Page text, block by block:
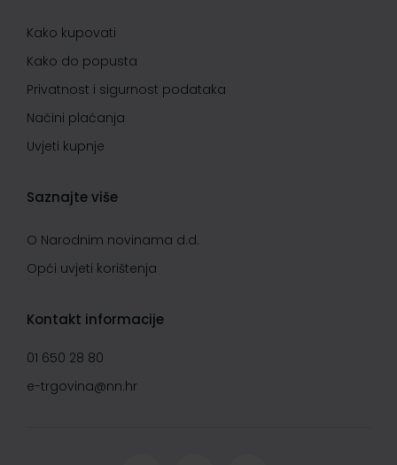
Kako kupovati
Kako do popusta
Privatnost i sigurnost podataka
Načini plaćanja
Uvjeti kupnje
Saznajte više
O Narodnim novinama d.d.
Opći uvjeti korištenja
Kontakt informacije
01 650 28 80
e-trgovina@nn.hr